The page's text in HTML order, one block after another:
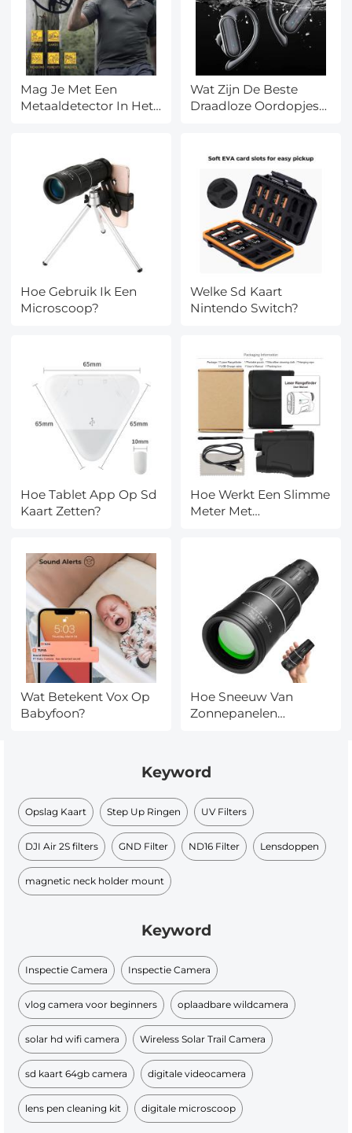
Mag Je Met Een
Metaaldetector In Het
Wat Zijn De Beste
Draadloze Oordopjes
Hoe Gebruik Ik Een
Microscoop?
Welke Sd Kaart
Nintendo Switch?
Hoe Tablet App Op Sd
Kaart Zetten?
Hoe Werkt Een Slimme
Meter Met
Wat Betekent Vox Op
Babyfoon?
Hoe Sneeuw Van
Zonnepanelen
Keyword
Opslag Kaart Step Up Ringen UV Filters
DJI Air 2S filters GND Filter ND16 Filter Lensdoppen
magnetic neck holder mount
Keyword
Inspectie Camera Inspectie Camera
vlog camera voor beginners oplaadbare wildcamera
solar hd wifi camera Wireless Solar Trail Camera
sd kaart 64gb camera digitale videocamera
lens pen cleaning kit digitale microscoop